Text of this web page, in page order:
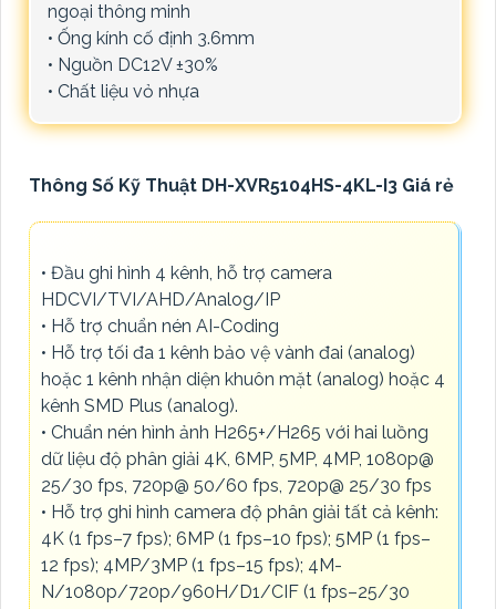
ngoại thông minh
• Ống kính cố định 3.6mm
• Nguồn DC12V ±30%
• Chất liệu vỏ nhựa
Thông Số Kỹ Thuật DH-XVR5104HS-4KL-I3 Giá rẻ
• Đầu ghi hình 4 kênh, hỗ trợ camera
HDCVI/TVI/AHD/Analog/IP
• Hỗ trợ chuẩn nén AI-Coding
• Hỗ trợ tối đa 1 kênh bảo vệ vành đai (analog)
hoặc 1 kênh nhận diện khuôn mặt (analog) hoặc 4
kênh SMD Plus (analog).
• Chuẩn nén hình ảnh H265+/H265 với hai luồng
dữ liệu độ phân giải 4K, 6MP, 5MP, 4MP, 1080p@
25/30 fps, 720p@ 50/60 fps, 720p@ 25/30 fps
• Hỗ trợ ghi hình camera độ phân giải tất cả kênh:
4K (1 fps–7 fps); 6MP (1 fps–10 fps); 5MP (1 fps–
12 fps); 4MP/3MP (1 fps–15 fps); 4M-
N/1080p/720p/960H/D1/CIF (1 fps–25/30